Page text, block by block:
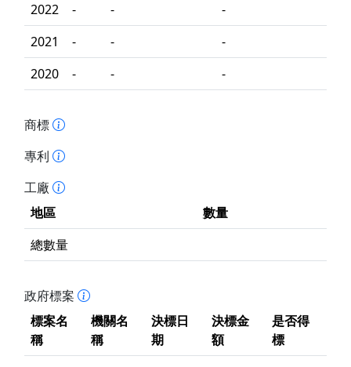
2022
- -
-
2021
- -
-
2020
- - -
商標
專利
工廠
地區
數量
總數量
政府標案
標案名
稱
機關名
稱
決標日
期
決標金
額
是否得
標